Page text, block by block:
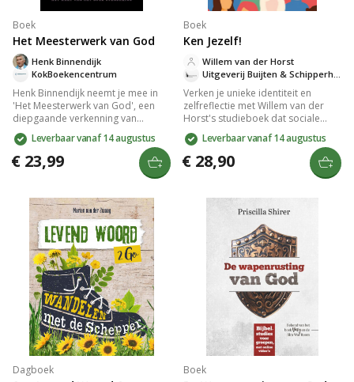
Boek
Het Meesterwerk van God
KokBoekencentrum
Henk Binnendijk
Henk Binnendijk neemt je mee in
'Het Meesterwerk van God', een
diepgaande verkenning van
Openbaring. Deze fascinerende
reis onthult Gods ultieme plan,
verweven met thema's als geloof
en geschiedenis. Laat je inspireren
van het universum en het evangelie
samenkomen.
Leverbaar vanaf 14 augustus
€ 23,99
Boek
Ken Jezelf!
Uitgeverij Buijten & Schipperheijn
Willem van der Horst
Verken je unieke identiteit en
zelfreflectie met Willem van der
Horst's studieboek dat sociale
wetenschap, filosofie en theologie
combineert. Ontdek de rol van
medemensen, vrijheid,
verantwoordelijkheid en je ziel in
het christelijk mensbeeld. Perfect
leven willen verdiepen.
Leverbaar vanaf 14 augustus
€ 28,90
Dagboek Boek